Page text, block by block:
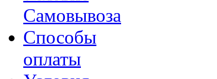
Самовывоза
Способы
оплаты